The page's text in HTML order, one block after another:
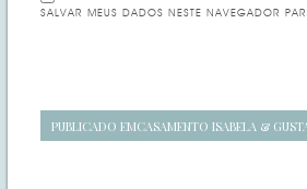
SALVAR MEUS DADOS NESTE NAVEGADOR
Navegação
PUBLICADO EMCASAMENTO ISABELA &